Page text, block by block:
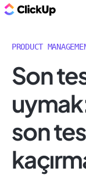
PRODUCT
Son
son